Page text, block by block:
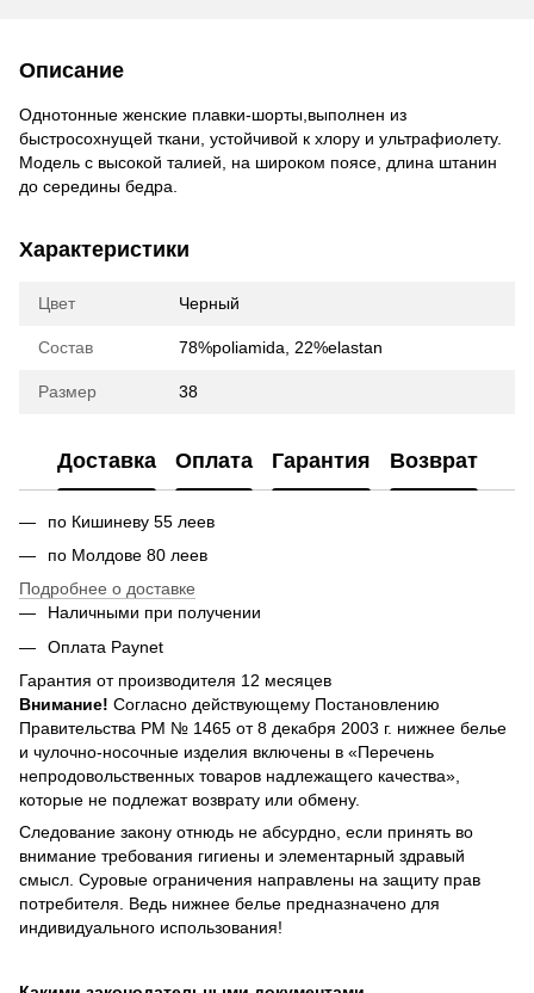
Описание
Однотонные женские плавки-шорты,выполнен из
быстросохнущей ткани, устойчивой к хлору и ультрафиолету.
Модель с высокой талией, на широком поясе, длина штанин
до середины бедра.
Характеристики
Цвет Черный
Состав 78%poliamida, 22%elastan
Размер 38
Доставка Оплата Гарантия Возврат
по Кишиневу 55 леев
по Молдове 80 леев
Подробнее о доставке
Наличными при получении
Оплата Paynet
Гарантия от производителя 12 месяцев
Внимание! Согласно действующему Постановлению
Правительства РМ № 1465 от 8 декабря 2003 г. нижнее белье
и чулочно-носочные изделия включены в «Перечень
непродовольственных товаров надлежащего качества»,
которые не подлежат возврату или обмену.
Следование закону отнюдь не абсурдно, если принять во
внимание требования гигиены и элементарный здравый
смысл. Суровые ограничения направлены на защиту прав
потребителя. Ведь нижнее белье предназначено для
индивидуального использования!